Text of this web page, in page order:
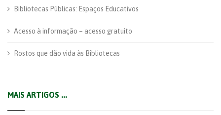
Bibliotecas Públicas: Espaços Educativos
Acesso à informação – acesso gratuito
Rostos que dão vida às Bibliotecas
MAIS ARTIGOS ...